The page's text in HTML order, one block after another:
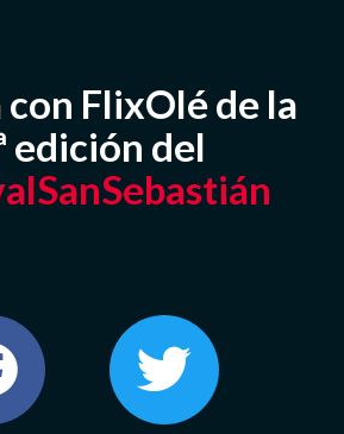
FlixOlé de la
edición del